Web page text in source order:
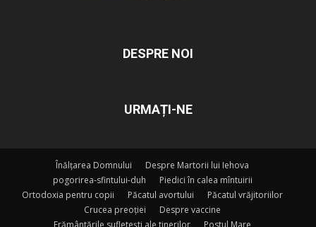
DESPRE NOI
URMAȚI-NE
Înălțarea Domnului
Despre Martorii lui Iehova
pogorirea-sfintului-duh
Piedici în calea mîntuirii
Ortodoxia pentru copii
Păcatul avortului
Păcatul vrăjitoriilor
Crucea preoției
Despre vaccine